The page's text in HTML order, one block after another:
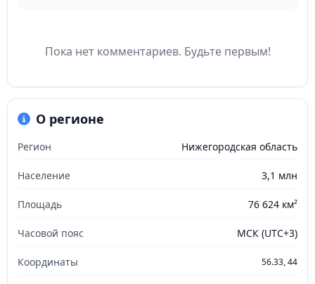
Пока нет комментариев. Будьте первым!
О регионе
Регион Нижегородская область
Население 3,1 млн
Площадь 76 624 км²
Часовой пояс МСК (UTC+3)
Координаты 56.33, 44